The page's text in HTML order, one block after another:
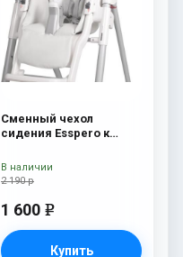
Сменный чехол
сидения Esspero к
кормления Peg-Perego
Diner White
2 190 р
1 600 e
Купить
В наличии